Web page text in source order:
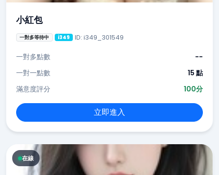
小紅包
一對多等待中 i349 ID: i349_301549
一對多點數
--
一對一點數
15 點
滿意度評分
100分
立即進入
在線